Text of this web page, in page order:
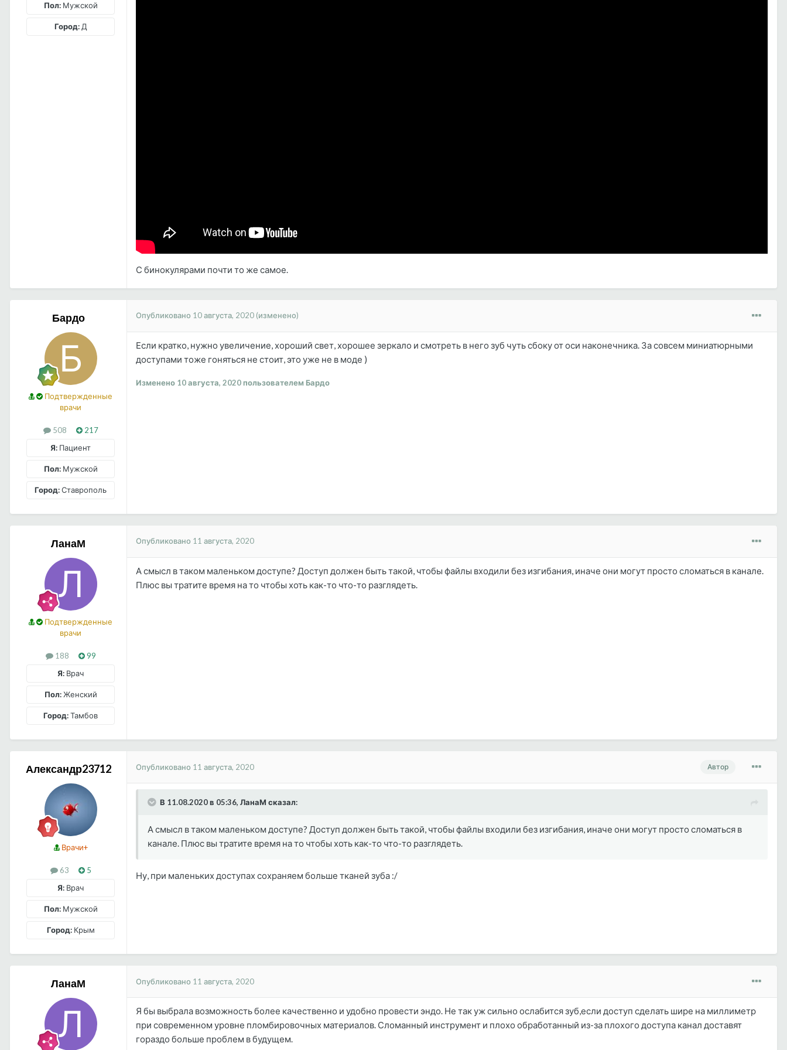
Пол:Мужской
Город:Д
С бинокулярами почти то же самое.
Бардо
Подтвержденные
врачи
508
217
Я: Пациент
Пол:Мужской
Город:Ставрополь
Опубликовано 10 августа, 2020 (изменено)
Если кратко, нужно увеличение, хороший свет, хорошее зеркало и смотреть в него зуб чуть сбоку от оси наконечника. За совсем миниатюрными
доступами тоже гоняться не стоит, это уже не в моде )
Изменено 10 августа, 2020пользователем Бардо
ЛанаМ
Подтвержденные
врачи
188
99
Я: Врач
Пол:Женский
Город:Тамбов
Опубликовано 11 августа, 2020
А смысл в таком маленьком доступе? Доступ должен быть такой, чтобы файлы входили без изгибания, иначе они могут просто сломаться в канале.
Плюс вы тратите время на то чтобы хоть как-то что-то разглядеть.
Александр23712
Врачи+
63
5
Я: Врач
Пол:Мужской
Город:Крым
Автор
Опубликовано 11 августа, 2020
В 11.08.2020 в 05:36, ЛанаМ сказал:
А смысл в таком маленьком доступе? Доступ должен быть такой, чтобы файлы входили без изгибания, иначе они могут просто сломаться в
канале. Плюс вы тратите время на то чтобы хоть как-то что-то разглядеть.
Ну, при маленьких доступах сохраняем больше тканей зуба :/
ЛанаМ Опубликовано 11 августа, 2020
Я бы выбрала возможность более качественно и удобно провести эндо. Не так уж сильно ослабится зуб,если доступ сделать шире на миллиметр
при современном уровне пломбировочных материалов. Сломанный инструмент и плохо обработанный из-за плохого доступа канал доставят
гораздо больше проблем в будущем.